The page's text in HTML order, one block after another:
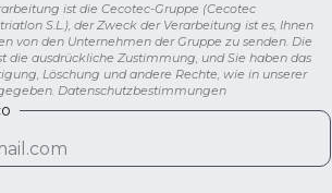
ist die Cecotec-Gruppe (Cecotec
S.L.), der Zweck der Verarbeitung ist es, Ihnen
von den Unternehmen der Gruppe zu senden. Die
die ausdrückliche Zustimmung, und Sie haben das
Löschung und andere Rechte, wie in unserer
Datenschutzbestimmungen